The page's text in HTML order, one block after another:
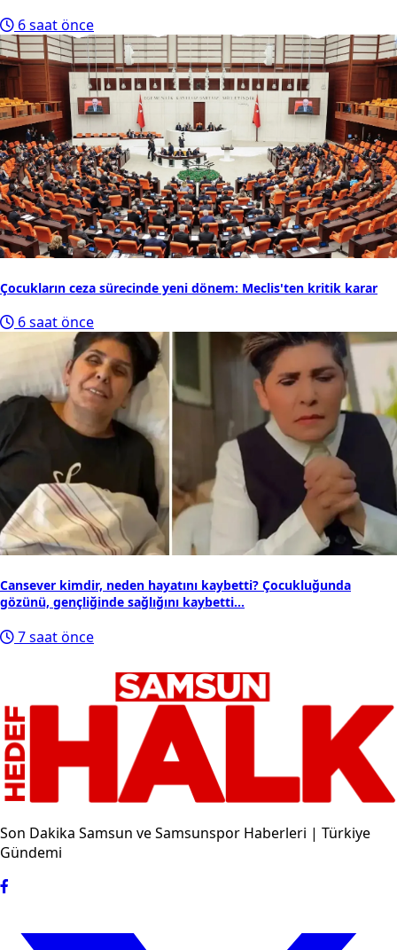
6 saat önce
Çocukların ceza sürecinde yeni dönem: Meclis'ten kritik karar
6 saat önce
Cansever kimdir, neden hayatını kaybetti? Çocukluğunda
gözünü, gençliğinde sağlığını kaybetti...
7 saat önce
Son Dakika Samsun ve Samsunspor Haberleri | Türkiye
Gündemi